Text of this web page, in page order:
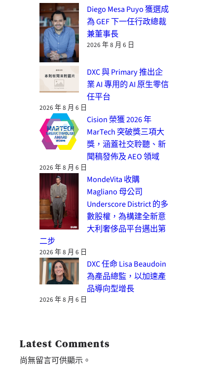
Diego Mesa Puyo 獲選成
為 GEF 下一任行政總裁
兼董事長
2026 年 8 月 6 日
DXC 與 Primary 推出企
業 AI 專用的 AI 原生零信
任平台
2026 年 8 月 6 日
Cision 榮獲 2026 年
MarTech 突破獎三項大
獎，涵蓋社交聆聽、新
聞稿發佈及 AEO 領域
2026 年 8 月 6 日
MondeVita 收購
Magliano 母公司
Underscore District 的多
數股權，為構建全新意
大利奢侈品平台邁出第
二步
2026 年 8 月 6 日
DXC 任命 Lisa Beaudoin
為產品總監，以加速產
品導向型增長
2026 年 8 月 6 日
Latest Comments
尚無留言可供顯示。